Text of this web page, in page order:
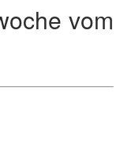
vom